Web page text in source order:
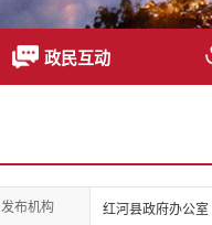
政民互动
发布机构 红河县政府办公室